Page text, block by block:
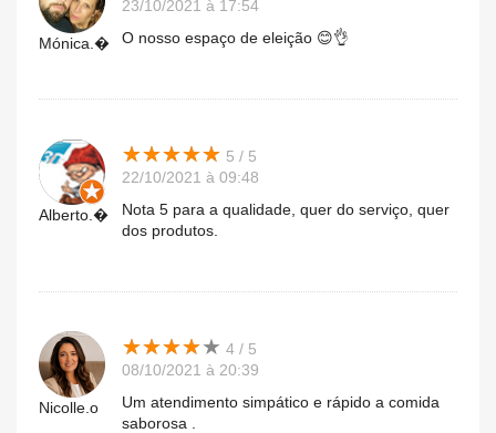
Mónica.�
23/10/2021 à 17:54
O nosso espaço de eleição 😊👌
Alberto.�
★★★★★
★★★★★ 5 / 5
22/10/2021 à 09:48
Nota 5 para a qualidade, quer do serviço, quer
dos produtos.
Nicolle.o
★★★★★
★★★★★ 4 / 5
08/10/2021 à 20:39
Um atendimento simpático e rápido a comida
saborosa .